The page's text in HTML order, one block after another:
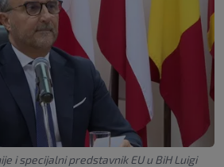
i specijalni predstavnik EU u BiH Luigi